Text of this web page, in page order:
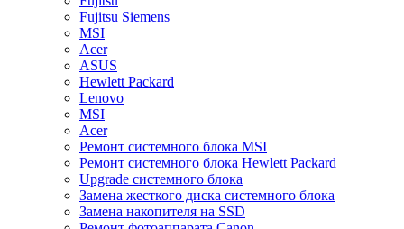
Fujitsu Siemens
MSI
Acer
ASUS
Hewlett Packard
Lenovo
MSI
Acer
Ремонт системного блока MSI
Ремонт системного блока Hewlett Packard
Upgrade системного блока
Замена жесткого диска системного блока
Замена накопителя на SSD